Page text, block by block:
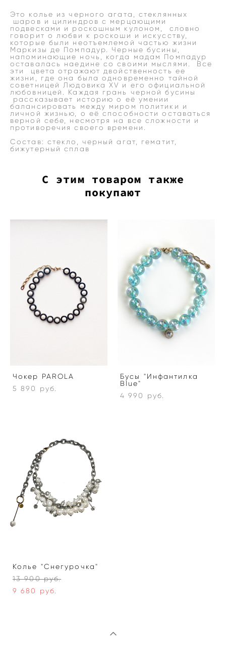
Это колье из черного агата, стеклянных
шаров и цилиндров с мерцающими
подвесками и роскошным кулоном, словно
говорит о любви к роскоши и искусству,
которые были неотъемлемой частью жизни
Маркизы де Помпадур. Черные бусины,
напоминающие ночь, когда мадам Помпадур
оставалась наедине со своими мыслями. Все
эти цвета отражают двойственность ее
жизни, где она была одновременно тайной
советницей Людовика XV и его официальной
любовницей. Каждая грань черной бусины
рассказывает историю о её умении
балансировать между миром политики и
личной жизнью, о её способности оставаться
верной себе, несмотря на все сложности и
противоречия своего времени.
Состав: стекло, черный агат, гематит,
бижутерный сплав
С этим товаром также
покупают
Чокер PAROLA
5 890 pуб.
Бусы "Инфантилка
Blue"
4 990 pуб.
Колье "Снегурочка"
13 900 pуб.
9 680 pуб.